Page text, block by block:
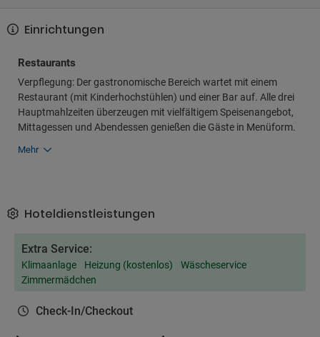
Einrichtungen
Restaurants
Verpflegung: Der gastronomische Bereich wartet mit einem
Restaurant (mit Kinderhochstühlen) und einer Bar auf. Alle drei
Hauptmahlzeiten überzeugen mit vielfältigem Speisenangebot,
Mittagessen und Abendessen genießen die Gäste in Menüform.
Mehr
Hoteldienstleistungen
Extra Service:
Klimaanlage Heizung (kostenlos)
Wäscheservice
Zimmermädchen
Check-In/Checkout